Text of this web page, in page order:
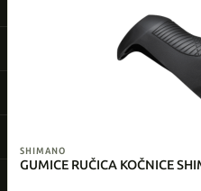
SHIMANO
GUMICE RUČICA KOČNICE